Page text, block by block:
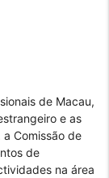
de Macau,
e as
Comissão de
de
na área